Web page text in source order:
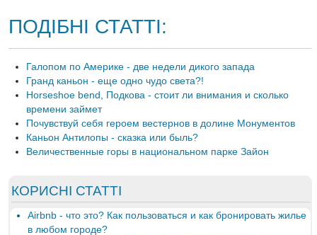
ПОДІБНІ СТАТТІ:
Галопом по Америке - две недели дикого запада
Гранд каньон - еще одно чудо света?!
Horseshoe bend, Подкова - стоит ли внимания и сколько
времени займет
Почувствуй себя героем вестернов в долине Монументов
Каньон Антилопы - сказка или быль?
Величественные горы в национальном парке Зайон
КОРИСНІ СТАТТІ
Airbnb - что это? Как пользоваться и как бронировать жилье
в любом городе?